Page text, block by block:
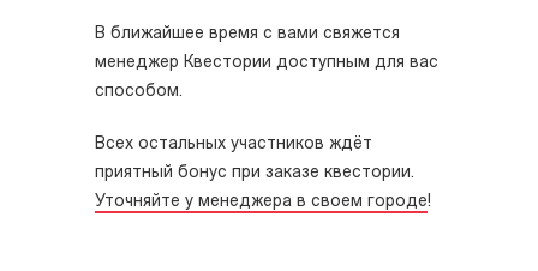
В ближайшее время с вами свяжется
менеджер Квестории доступным для вас
способом.
Всех остальных участников ждёт
приятный бонус при заказе квестории.
Уточняйте у менеджера в своем городе!